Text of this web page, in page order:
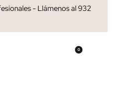
- Llámenos al 932
0